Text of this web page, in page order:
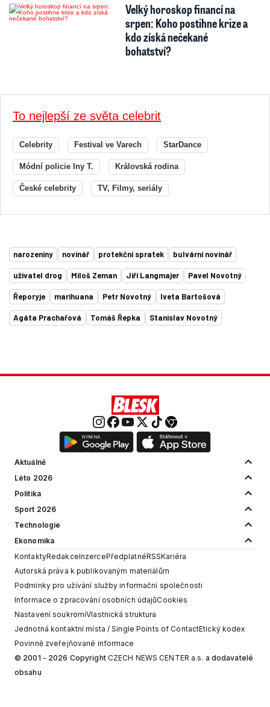
Velký horoskop financí na
srpen: Koho postihne krize a
kdo získá nečekané
bohatství?
To nejlepší ze světa celebrit
Celebrity Festival ve Varech StarDance
Módní policie Iny T. Královská rodina
České celebrity TV, Filmy, seriály
narozeniny novinář protekční spratek bulvární novinář
uživatel drog Miloš Zeman Jiří Langmajer Pavel Novotný
Řeporyje marihuana Petr Novotný Iveta Bartošová
Agáta Prachařová Tomáš Řepka Stanislav Novotný
Aktuálně
Léto 2026
Politika
Sport 2026
Technologie
Ekonomika
KontaktyRedakceInzercePředplatnéRSSKariéra
Autorská práva k publikovaným materiálům
Podmínky pro užívání služby informační společnosti
Informace o zpracování osobních údajůCookies
Nastavení soukromíVlastnická struktura
Jednotná kontaktní místa / Single Points of ContactEtický kodex
Povinně zveřejňované informace
© 2001 - 2026 Copyright CZECH NEWS CENTER a.s. a dodavatelé
obsahu